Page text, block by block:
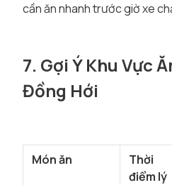
cần ăn nhanh trước giờ xe
7. Gợi Ý Khu Vực
Đồng Hới
Món ăn
Thời
điểm lý